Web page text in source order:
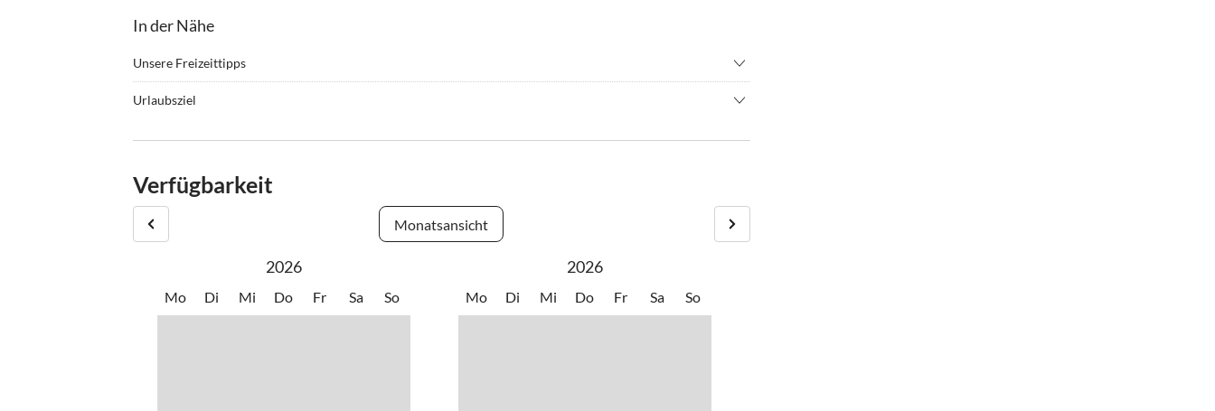
In der Nähe
Unsere Freizeittipps
Urlaubsziel
wichtigen Punkten der Insel. In nur 10 Autominuten erreicht man Felanitx, ein Dorf, das für seine traditionelle
seinem atemberaubenden Panoramablick. Wer das Meer bevorzugt, findet in nur 20 Minuten türkisfarbene
Buchten wie Cala d'Or oder Cala Mondragó. Die Gastronomie ist ausgezeichnet, mit Spezialitäten wie „frito
mallorquín“, und die Region ist bekannt für ihre Weine.
Für einen reibungslosen Aufenthalt und um die Umgebung in vollen Zügen zu genießen, ist ein eigenes
Fahrzeug unerlässlich. Der Pool ist bis 21:00 Uhr im Juli und August sowie bis 20:00 Uhr im September und
Oktober geöffnet. Schließlich sei darauf hingewiesen, dass auf dem Grundstück mehrere Katzen leben, die
Verfügbarkeit
Monatsansicht
2026
Mo Di Mi Do Fr Sa So
2026
Mo Di Mi Do Fr Sa So